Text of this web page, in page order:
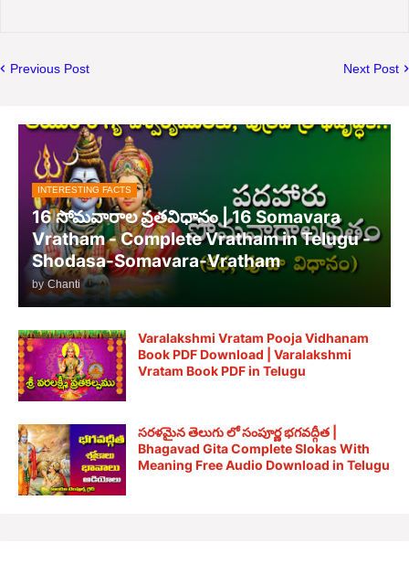
Previous Post Next Post
INTERESTING FACTS
16 సోమవారాల వ్రతవిధానం | 16 Somavara
Vratham - Complete Vratham in Telugu -
Shodasa-Somavara-Vratham
by Chanti
Varalakshmi Vratam Pooja Vidhanam
Book PDF Download | Varalakshmi
Vratam Book PDF in Telugu
సరళమైన తెలుగు లో సంపూర్ణ భగవద్గీత |
Bhagavad Gita Complete Slokas With
Meaning Free Audio Download in Telugu